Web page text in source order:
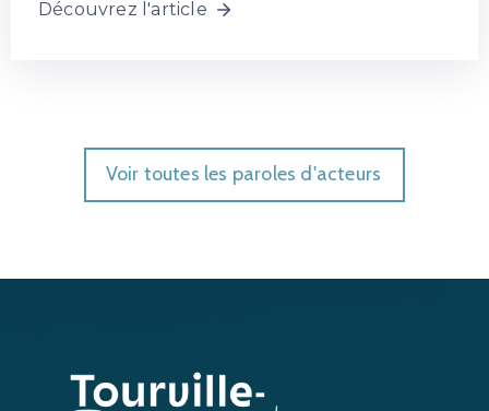
Découvrez l'article
Voir toutes les paroles d'acteurs